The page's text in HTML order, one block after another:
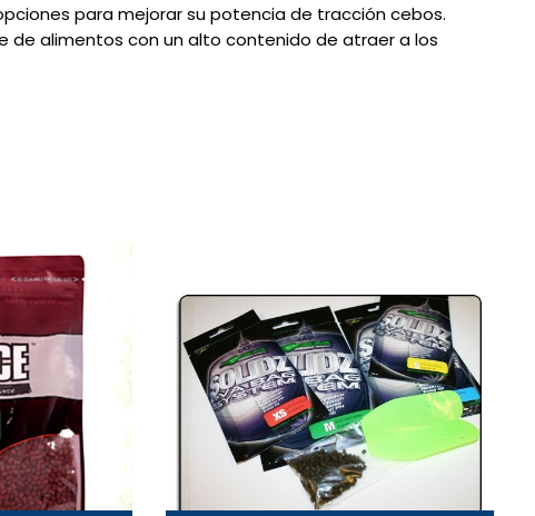
para mejorar su potencia de tracción cebos.
de alimentos con un alto contenido de atraer a los